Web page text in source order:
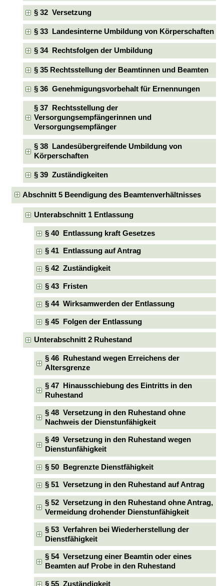
§ 32 Versetzung
§ 33 Landesinterne Umbildung von Körperschaften
§ 34 Rechtsfolgen der Umbildung
§ 35 Rechtsstellung der Beamtinnen und Beamten
§ 36 Genehmigungsvorbehalt für Ernennungen
§ 37 Rechtsstellung der
Versorgungsempfängerinnen und
Versorgungsempfänger
§ 38 Landesübergreifende Umbildung von
Körperschaften
§ 39 Zuständigkeiten
Abschnitt 5 Beendigung des Beamtenverhältnisses
Unterabschnitt 1 Entlassung
§ 40 Entlassung kraft Gesetzes
§ 41 Entlassung auf Antrag
§ 42 Zuständigkeit
§ 43 Fristen
§ 44 Wirksamwerden der Entlassung
§ 45 Folgen der Entlassung
Unterabschnitt 2 Ruhestand
§ 46 Ruhestand wegen Erreichens der
Altersgrenze
§ 47 Hinausschiebung des Eintritts in den
Ruhestand
§ 48 Versetzung in den Ruhestand ohne
Nachweis der Dienstunfähigkeit
§ 49 Versetzung in den Ruhestand wegen
Dienstunfähigkeit
§ 50 Begrenzte Dienstfähigkeit
§ 51 Versetzung in den Ruhestand auf Antrag
§ 52 Versetzung in den Ruhestand ohne Antrag,
Vermeidung drohender Dienstunfähigkeit
§ 53 Verfahren bei Wiederherstellung der
Dienstfähigkeit
§ 54 Versetzung einer Beamtin oder eines
Beamten auf Probe in den Ruhestand
§ 55 Zuständigkeit